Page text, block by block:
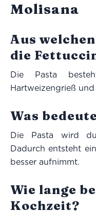
Molisana
Aus
die
Die Pasta
Hartweizengrieß und
Was
Die Pasta wird
Dadurch entsteht
besser aufnimmt.
Wie lange
Kochzeit?